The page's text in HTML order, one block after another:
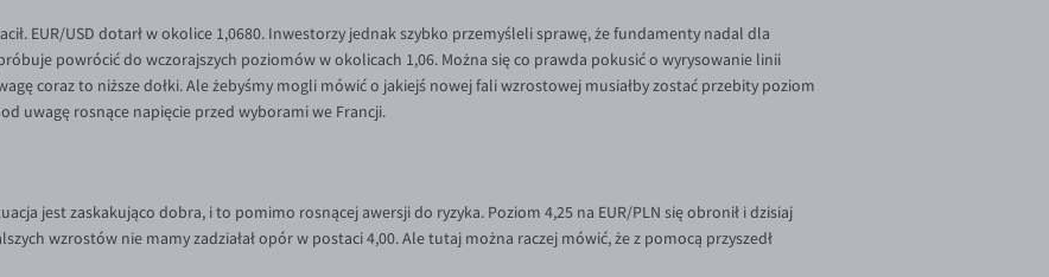
EUR/USD dotarł w okolice 1,0680. Inwestorzy jednak szybko przemyśleli sprawę, że fundamenty nadal dla
powrócić do wczorajszych poziomów w okolicach 1,06. Można się co prawda pokusić o wyrysowanie linii
coraz to niższe dołki. Ale żebyśmy mogli mówić o jakiejś nowej fali wzrostowej musiałby zostać przebity poziom
uwagę rosnące napięcie przed wyborami we Francji.
jest zaskakująco dobra, i to pomimo rosnącej awersji do ryzyka. Poziom 4,25 na EUR/PLN się obronił i dzisiaj
wzrostów nie mamy zadziałał opór w postaci 4,00. Ale tutaj można raczej mówić, że z pomocą przyszedł